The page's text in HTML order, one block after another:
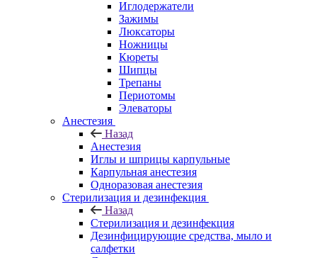
Иглодержатели
Зажимы
Люксаторы
Ножницы
Кюреты
Шипцы
Трепаны
Периотомы
Элеваторы
Анестезия
Назад
Анестезия
Иглы и шприцы карпульные
Карпульная анестезия
Одноразовая анестезия
Стерилизация и дезинфекция
Назад
Стерилизация и дезинфекция
Дезинфицирующие средства, мыло и
салфетки